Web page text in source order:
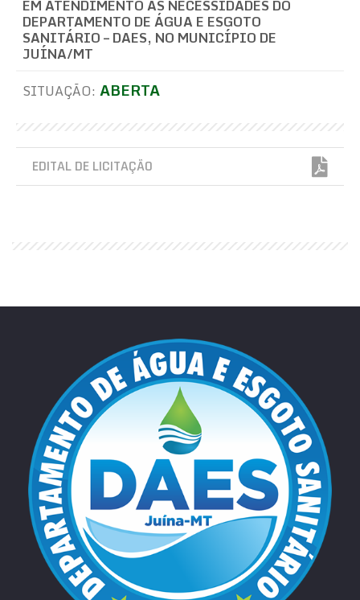
EM ATENDIMENTO AS NECESSIDADES DO
DEPARTAMENTO DE ÁGUA E ESGOTO
SANITÁRIO – DAES, NO MUNICÍPIO DE
JUÍNA/MT
SITUAÇÃO: ABERTA
EDITAL DE LICITAÇÃO